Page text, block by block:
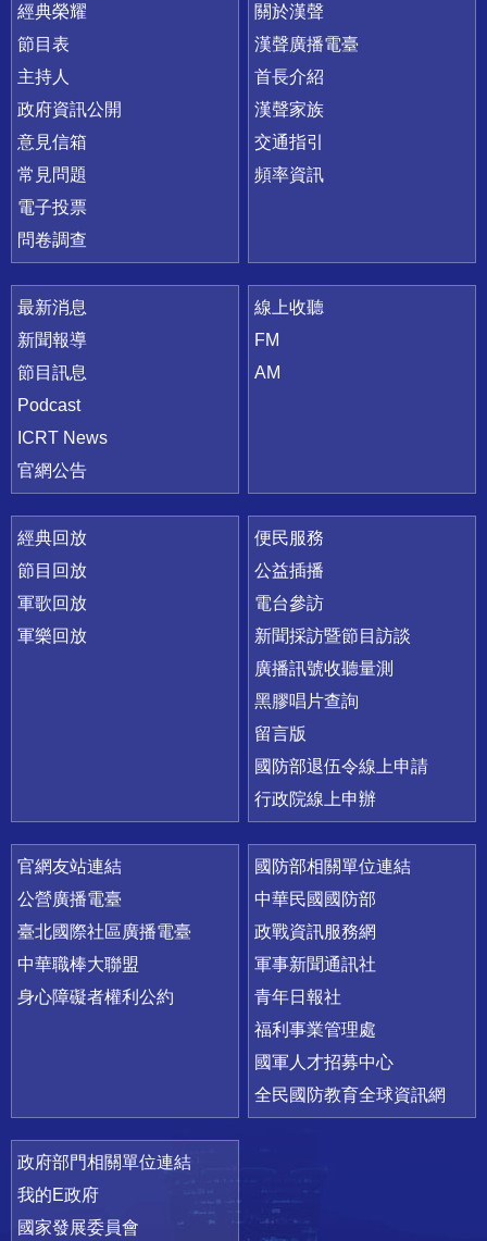
快速連結
經典榮耀
節目表
主持人
政府資訊公開
意見信箱
常見問題
電子投票
問卷調查
關於漢聲
漢聲廣播電臺
首長介紹
漢聲家族
交通指引
頻率資訊
最新消息
新聞報導
節目訊息
Podcast
ICRT News
官網公告
線上收聽
FM
AM
經典回放
節目回放
軍歌回放
軍樂回放
便民服務
公益插播
電台參訪
新聞採訪暨節目訪談
廣播訊號收聽量測
黑膠唱片查詢
留言版
國防部退伍令線上申請
行政院線上申辦
官網友站連結
公營廣播電臺
臺北國際社區廣播電臺
中華職棒大聯盟
身心障礙者權利公約
國防部相關單位連結
中華民國國防部
政戰資訊服務網
軍事新聞通訊社
青年日報社
福利事業管理處
國軍人才招募中心
全民國防教育全球資訊網
政府部門相關單位連結
我的E政府
國家發展委員會